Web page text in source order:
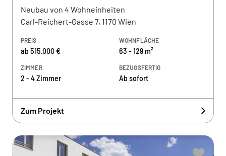
Neubau von 4 Wohneinheiten
Carl-Reichert-Gasse 7, 1170 Wien
PREIS
ab 515.000 €
WOHNFLÄCHE
63 - 129 m²
ZIMMER
2 - 4 Zimmer
BEZUGSFERTIG
Ab sofort
Zum Projekt